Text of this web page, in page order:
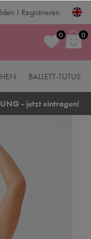
Registrieren
0 0
BALLETT-TUTUS
- jetzt eintragen!